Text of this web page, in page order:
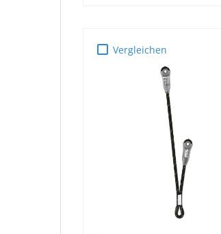
Vergleichen
IN DEN WARENKORB